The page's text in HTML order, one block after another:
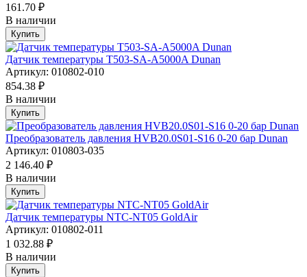
161.70 ₽
В наличии
Купить
Датчик температуры T503-SA-A5000A Dunan
Артикул: 010802-010
854.38 ₽
В наличии
Купить
Преобразователь давления HVB20.0S01-S16 0-20 бар Dunan
Артикул: 010803-035
2 146.40 ₽
В наличии
Купить
Датчик температуры NTC-NT05 GoldAir
Артикул: 010802-011
1 032.88 ₽
В наличии
Купить